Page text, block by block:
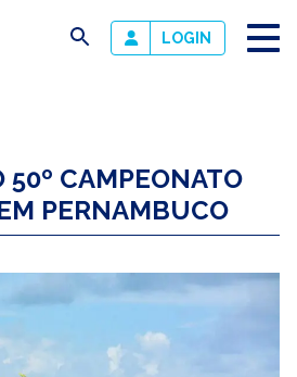
busca LOGIN
50º CAMPEONATO
PERNAMBUCO